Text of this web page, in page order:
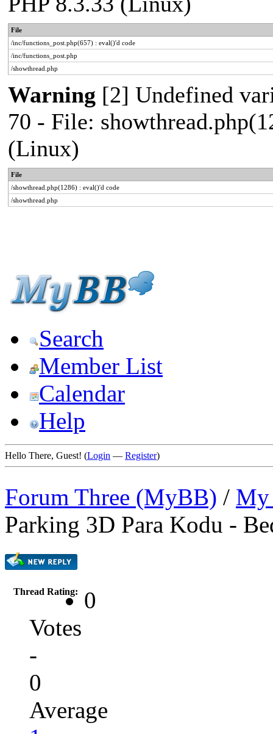
File
/inc/functions_post.php(657) : eval()'d code
/inc/functions_post.php
/showthread.php
Warning [2] Undefined
70 - File:
(Linux)
File
/showthread.php(1286) : eval()'d code
/showthread.php
Search
Member List
Calendar
Help
Hello There, Guest! (Login — Register)
Forum Three (MyBB) / My
Parking 3D Para Kodu -
Thread Rating:
0
Votes
-
0
Average